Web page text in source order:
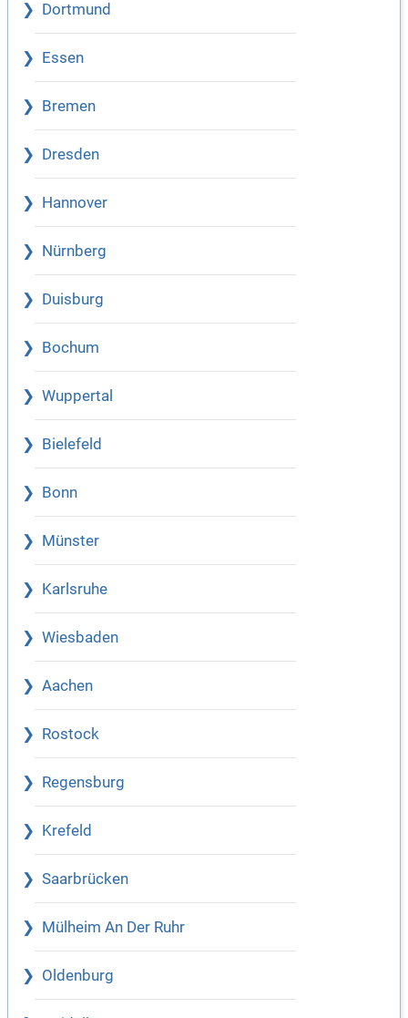
Dortmund
Essen
Bremen
Dresden
Hannover
Nürnberg
Duisburg
Bochum
Wuppertal
Bielefeld
Bonn
Münster
Karlsruhe
Wiesbaden
Aachen
Rostock
Regensburg
Krefeld
Saarbrücken
Mülheim An Der Ruhr
Oldenburg